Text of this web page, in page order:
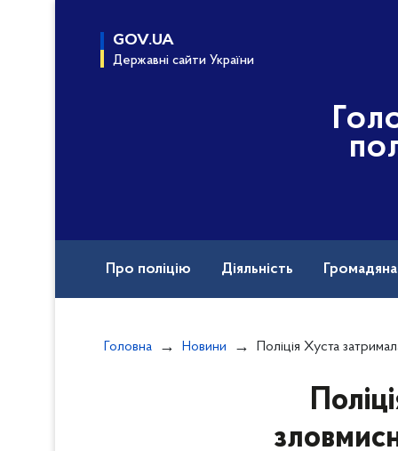
GOV.UA
Державні сайти України
Про поліцію Діяльність
Головна Новини Поліція Хуста затримала раніше судимого